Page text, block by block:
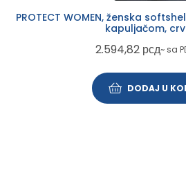
PROTECT WOMEN, ženska
kapuljačom,
2.594,82 рсд~ sa
DODAJ U